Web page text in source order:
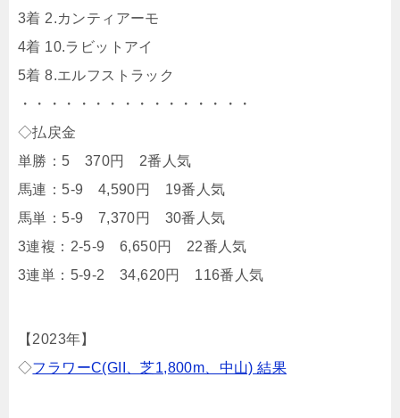
3着 2.カンティアーモ
4着 10.ラビットアイ
5着 8.エルフストラック
・・・・・・・・・・・・・・・・
◇払戻金
単勝：5 370円 2番人気
馬連：5-9 4,590円 19番人気
馬単：5-9 7,370円 30番人気
3連複：2-5-9 6,650円 22番人気
3連単：5-9-2 34,620円 116番人気
【2023年】
◇フラワーC(GII、芝1,800m、中山) 結果